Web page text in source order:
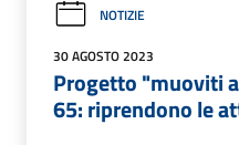
NOTIZIE
30 AGOSTO 2023
Progetto "muoviti
65: riprendono le